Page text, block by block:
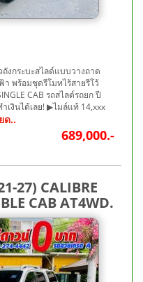
งกระบะสไลด์แบบวางถาด
พร้อมชุดรีโมทไร้สายรีโว้
CAB รถสไลด์รถยก ปี
เงินได้เลย! ▶ไมล์แท้ 14,xxx
ด..
689,000.-
27) CALIBRE
CAB AT4WD.